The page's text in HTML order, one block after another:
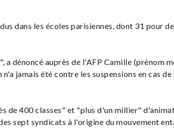
dans les écoles parisiennes, dont 31 pour
a dénoncé auprès de l'AFP Camille (prénom
jamais été contre les suspensions en cas de
de 400 classes" et "plus d'un millier"
sept syndicats à l'origine du mouvement